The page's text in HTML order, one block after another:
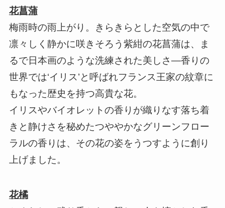
花菖蒲
梅雨時の雨上がり。きらきらとした空気の中で
凛々しく静かに咲きそろう紫紺の花菖蒲は、ま
るで日本画のような洗練された美しさ―香りの
世界では‘イリス’と呼ばれフランス王家の紋章に
もなった歴史を持つ高貴な花。
イリスやバイオレットの香りが織りなす落ち着
きと静けさを秘めたつややかなグリーンフロー
ラルの香りは、その花の姿をうつすように創り
上げました。
花橘